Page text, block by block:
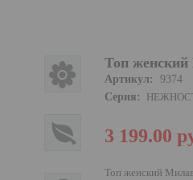
Топ
Артикул:
9374
Серия:
3 199.00
Топ женский